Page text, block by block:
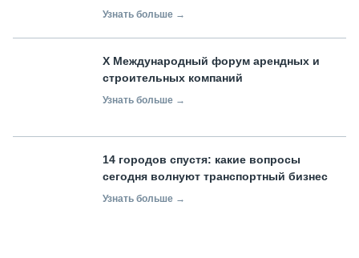
Узнать больше →
X Международный форум арендных и
строительных компаний
Узнать больше →
14 городов спустя: какие вопросы
сегодня волнуют транспортный бизнес
Узнать больше →